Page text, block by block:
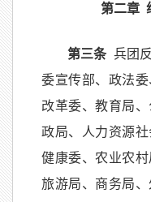
第二章
第三条 兵团
委宣传部、政法
改革委、教育局
政局、人力资源
健康委、农业农
旅游局、商务局